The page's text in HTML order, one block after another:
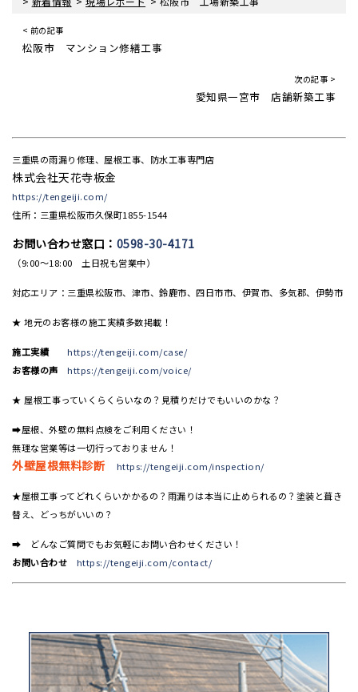
< 前の記事
松阪市 マンション修繕工事
次の記事 >
愛知県一宮市 店舗新築工事
三重県の雨漏り修理、屋根工事、防水工事専門店
株式会社天花寺板金
https://tengeiji.com/
住所：三重県松阪市久保町1855-1544
お問い合わせ窓口： 0598-30-4171
（9:00〜18:00 土日祝も営業中）
対応エリア：三重県松阪市、津市、鈴鹿市、四日市市、伊賀市、多気郡、伊勢市
★ 地元のお客様の施工実績多数掲載！
施工実績
https://tengeiji.com/case/
お客様の声
https://tengeiji.com/voice/
★ 屋根工事っていくらくらいなの？見積りだけでもいいのかな？
➡屋根、外壁の無料点検をご利用ください！
無理な営業等は一切行っておりません！
外壁屋根無料診断 https://tengeiji.com/inspection/
★屋根工事ってどれくらいかかるの？雨漏りは本当に止められるの？塗装と葺き
替え、どっちがいいの？
➡ どんなご質問でもお気軽にお問い合わせください！
お問い合わせ
https://tengeiji.com/contact/